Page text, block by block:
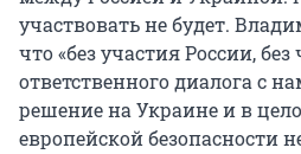
участвовать не будет.
что «без участия России, без
ответственного диалога с
решение на Украине и в
европейской безопасности